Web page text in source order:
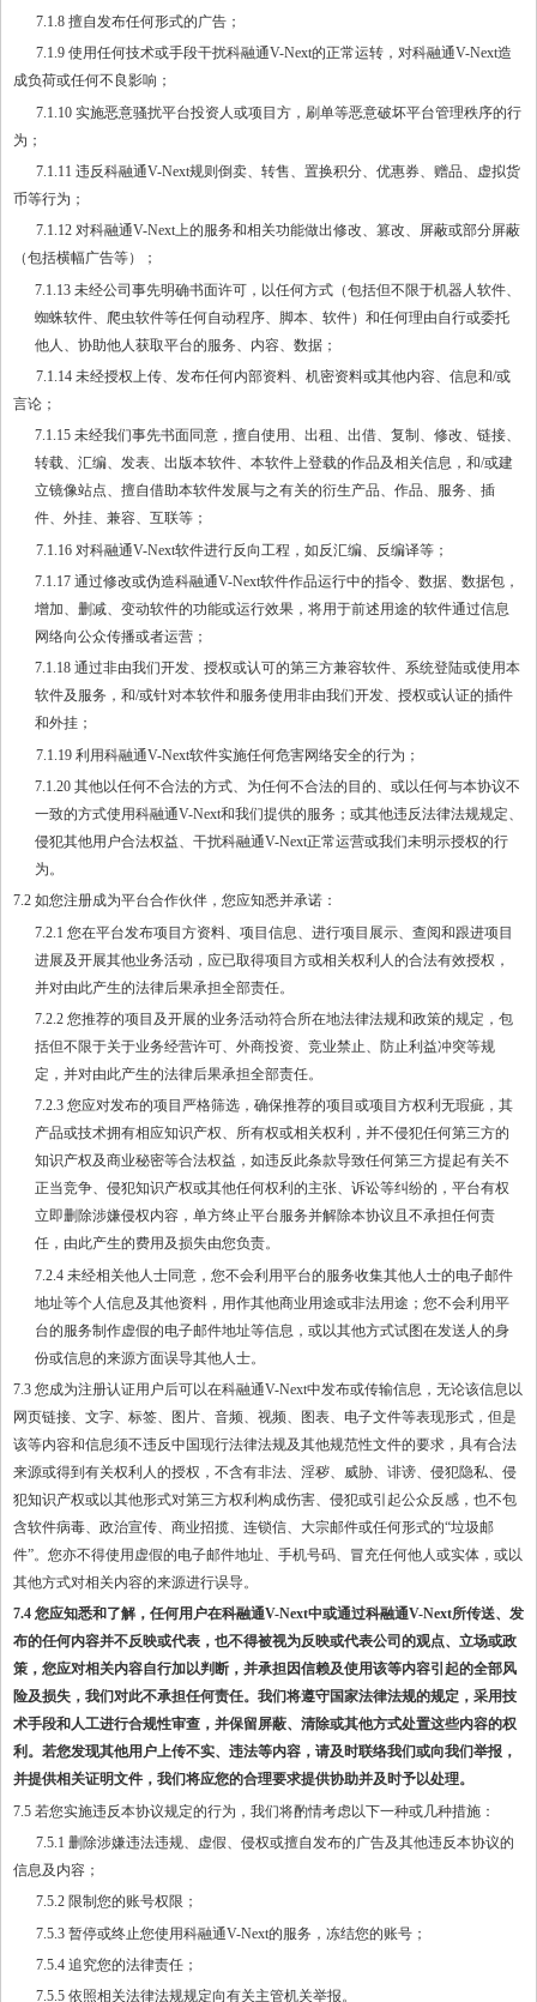
7.1.8 擅自发布任何形式的广告；
7.1.9 使用任何技术或手段干扰科融通V-Next的正常运转，对科融通V-Next造
成负荷或任何不良影响；
7.1.10 实施恶意骚扰平台投资人或项目方，刷单等恶意破坏平台管理秩序的行
为；
7.1.11 违反科融通V-Next规则倒卖、转售、置换积分、优惠券、赠品、虚拟货
币等行为；
7.1.12 对科融通V-Next上的服务和相关功能做出修改、篡改、屏蔽或部分屏蔽
（包括横幅广告等）；
7.1.13 未经公司事先明确书面许可，以任何方式（包括但不限于机器人软件、
蜘蛛软件、爬虫软件等任何自动程序、脚本、软件）和任何理由自行或委托
他人、协助他人获取平台的服务、内容、数据；
7.1.14 未经授权上传、发布任何内部资料、机密资料或其他内容、信息和/或
言论；
7.1.15 未经我们事先书面同意，擅自使用、出租、出借、复制、修改、链接、
转载、汇编、发表、出版本软件、本软件上登载的作品及相关信息，和/或建
立镜像站点、擅自借助本软件发展与之有关的衍生产品、作品、服务、插
件、外挂、兼容、互联等；
7.1.16 对科融通V-Next软件进行反向工程，如反汇编、反编译等；
7.1.17 通过修改或伪造科融通V-Next软件作品运行中的指令、数据、数据包，
增加、删减、变动软件的功能或运行效果，将用于前述用途的软件通过信息
网络向公众传播或者运营；
7.1.18 通过非由我们开发、授权或认可的第三方兼容软件、系统登陆或使用本
软件及服务，和/或针对本软件和服务使用非由我们开发、授权或认证的插件
和外挂；
7.1.19 利用科融通V-Next软件实施任何危害网络安全的行为；
7.1.20 其他以任何不合法的方式、为任何不合法的目的、或以任何与本协议不
一致的方式使用科融通V-Next和我们提供的服务；或其他违反法律法规规定、
侵犯其他用户合法权益、干扰科融通V-Next正常运营或我们未明示授权的行
为。
7.2 如您注册成为平台合作伙伴，您应知悉并承诺：
7.2.1 您在平台发布项目方资料、项目信息、进行项目展示、查阅和跟进项目
进展及开展其他业务活动，应已取得项目方或相关权利人的合法有效授权，
并对由此产生的法律后果承担全部责任。
7.2.2 您推荐的项目及开展的业务活动符合所在地法律法规和政策的规定，包
括但不限于关于业务经营许可、外商投资、竞业禁止、防止利益冲突等规
定，并对由此产生的法律后果承担全部责任。
7.2.3 您应对发布的项目严格筛选，确保推荐的项目或项目方权利无瑕疵，其
产品或技术拥有相应知识产权、所有权或相关权利，并不侵犯任何第三方的
知识产权及商业秘密等合法权益，如违反此条款导致任何第三方提起有关不
正当竞争、侵犯知识产权或其他任何权利的主张、诉讼等纠纷的，平台有权
立即删除涉嫌侵权内容，单方终止平台服务并解除本协议且不承担任何责
任，由此产生的费用及损失由您负责。
7.2.4 未经相关他人士同意，您不会利用平台的服务收集其他人士的电子邮件
地址等个人信息及其他资料，用作其他商业用途或非法用途；您不会利用平
台的服务制作虚假的电子邮件地址等信息，或以其他方式试图在发送人的身
份或信息的来源方面误导其他人士。
7.3 您成为注册认证用户后可以在科融通V-Next中发布或传输信息，无论该信息以
网页链接、文字、标签、图片、音频、视频、图表、电子文件等表现形式，但是
该等内容和信息须不违反中国现行法律法规及其他规范性文件的要求，具有合法
来源或得到有关权利人的授权，不含有非法、淫秽、威胁、诽谤、侵犯隐私、侵
犯知识产权或以其他形式对第三方权利构成伤害、侵犯或引起公众反感，也不包
含软件病毒、政治宣传、商业招揽、连锁信、大宗邮件或任何形式的“垃圾邮
件”。您亦不得使用虚假的电子邮件地址、手机号码、冒充任何他人或实体，或以
其他方式对相关内容的来源进行误导。
7.4 您应知悉和了解，任何用户在科融通V-Next中或通过科融通V-Next所传送、发
布的任何内容并不反映或代表，也不得被视为反映或代表公司的观点、立场或政
策，您应对相关内容自行加以判断，并承担因信赖及使用该等内容引起的全部风
险及损失，我们对此不承担任何责任。我们将遵守国家法律法规的规定，采用技
术手段和人工进行合规性审查，并保留屏蔽、清除或其他方式处置这些内容的权
利。若您发现其他用户上传不实、违法等内容，请及时联络我们或向我们举报，
并提供相关证明文件，我们将应您的合理要求提供协助并及时予以处理。
7.5 若您实施违反本协议规定的行为，我们将酌情考虑以下一种或几种措施：
7.5.1 删除涉嫌违法违规、虚假、侵权或擅自发布的广告及其他违反本协议的
信息及内容；
7.5.2 限制您的账号权限；
7.5.3 暂停或终止您使用科融通V-Next的服务，冻结您的账号；
7.5.4 追究您的法律责任；
7.5.5 依照相关法律法规规定向有关主管机关举报。